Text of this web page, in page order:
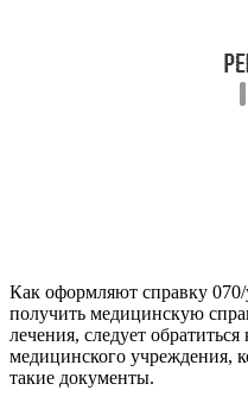
Как оформляют справку
получить медицинскую
лечения, следует
медицинского учреждения,
такие документы.